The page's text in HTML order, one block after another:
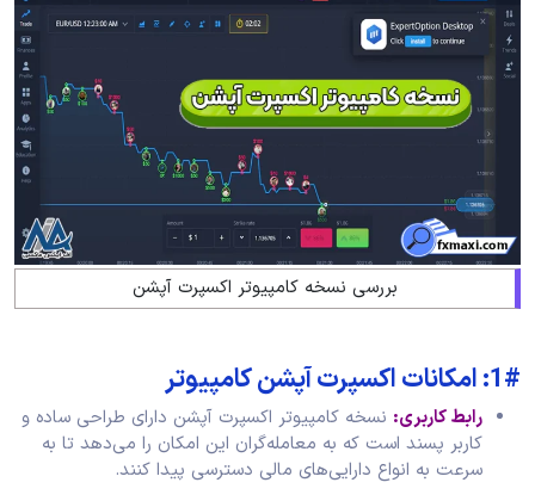
بررسی نسخه کامپیوتر اکسپرت آپشن
1#: امکانات اکسپرت آپشن کامپیوتر
رابط کاربری: نسخه کامپیوتر اکسپرت آپشن دارای طراحی ساده و
کاربر پسند است که به معامله‌گران این امکان را می‌دهد تا به
سرعت به انواع دارایی‌های مالی دسترسی پیدا کنند.